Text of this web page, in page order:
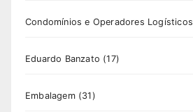
Condomínios e Operadores Logísticos
Eduardo Banzato (17)
Embalagem(31)